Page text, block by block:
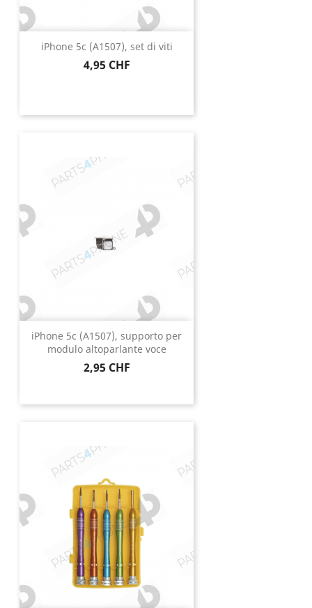
iPhone 5c (A1507), set di viti
Prezzo
4,95 CHF
iPhone 5c (A1507), supporto per
modulo altoparlante voce
Prezzo
2,95 CHF